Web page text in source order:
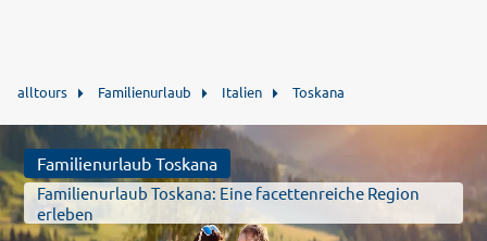
alltours Familienurlaub Italien Toskana
Familienurlaub Toskana
Familienurlaub Toskana: Eine facettenreiche Region
erleben